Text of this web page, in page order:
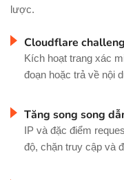
lược.
Cloudflare
Kích hoạt trang xác
đoạn hoặc trả về nội
Tăng song song
IP và đặc điểm
độ, chặn truy cập và